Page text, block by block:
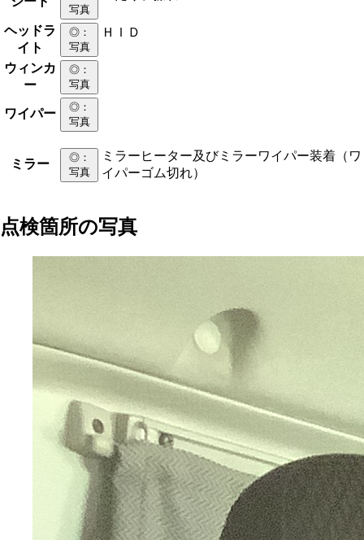
写真
ヘッドラ
イト
◎：
写真
ＨＩＤ
ウィンカ
ー
◎：
写真
ワイパー ◎：
写真
ミラー ◎：
写真
ミラーヒーター及びミラーワイパー装着（ワ
イパーゴム切れ）
点検箇所の写真